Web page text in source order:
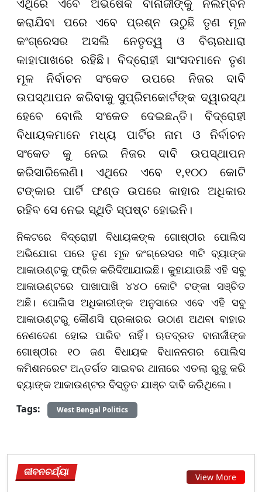
ଏଥିରେ ଏବେ ଅଭିଷେକ ବାନାର୍ଜୀଙ୍କୁ ନିଲମ୍ବନ
କରାଯିବା ପରେ ଏବେ ପ୍ରଶ୍ନ ଉଠୁଛି ତୃଣ ମୂଳ
କଂଗ୍ରେସର ଅସଲି ନେତୃତ୍ୱ ଓ ବିଚାରଧାରା
କାହାପାଖରେ ରହିଛି। ବିଦ୍ରୋହୀ ସାଂସଦମାନେ ତୃଣ
ମୂଳ ନିର୍ବାଚନ ସଂକେତ ଉପରେ ନିଜର ଦାବି
ଉପସ୍ଥାପନ କରିବାକୁ ସୁପ୍ରିମକୋର୍ଟଙ୍କ ଦ୍ୱାରସ୍ଥ
ହେବେ ବୋଲି ସଂକେତ ଦେଇଛନ୍ତି। ବିଦ୍ରୋହୀ
ବିଧାୟକମାନେ ମଧ୍ୟ ପାର୍ଟିର ନାମ ଓ ନିର୍ବାଚନ
ସଂକେତ କୁ ନେଇ ନିଜର ଦାବି ଉପସ୍ଥାପନ
କରିସାରିଲେଣି। ଏଥିରେ ଏବେ ୧,୧୦୦ କୋଟି
ଟଙ୍କାର ପାର୍ଟି ଫଣ୍ଡ ଉପରେ କାହାର ଅଧିକାର
ରହିବ ସେ ନେଇ ସ୍ଥିତି ସ୍ପଷ୍ଟ ହୋଇନି।
ନିକଟରେ ବିଦ୍ରୋହୀ ବିଧାୟକଙ୍କ ଗୋଷ୍ଠୀର ପୋଲିସ
ଅଭିଯୋଗ ପରେ ତୃଣ ମୂଳ କଂଗ୍ରେସର ୩ଟି ବ୍ୟାଙ୍କ
ଆକାଉଣ୍ଟକୁ ଫ୍ରିଜ କରିଦିଆଯାଇଛି। କୁହାଯାଉଛି ଏହି ସବୁ
ଆକାଉଣ୍ଟରେ ପାଖାପାଖି ୪୪୦ କୋଟି ଟଙ୍କା ସଞ୍ଚିତ
ଅଛି। ପୋଲିସ ଅଧିକାରୀଙ୍କ ଅନୁସାରେ ଏବେ ଏହି ସବୁ
ଆକାଉଣ୍ଟରୁ କୌଣସି ପ୍ରକାରର ଉଠାଣ ଅଥବା ବାହାର
ନେଣଦେଣ ହୋଇ ପାରିବ ନାହିଁ। ଋତବ୍ରତ ବାନାର୍ଜୀଙ୍କ
ଗୋଷ୍ଠୀର ୧୦ ଜଣ ବିଧାୟକ ବିଧାନନଗର ପୋଲିସ
କମିଶନରେଟ ଅନ୍ତର୍ଗତ ସାଇବର ଥାନାରେ ଏତଲା ରୁଜୁ କରି
ବ୍ୟାଙ୍କ ଆକାଉଣ୍ଟର ବିସ୍ତୃତ ଯାଞ୍ଚ ଦାବି କରିଥିଲେ।
Tags: West Bengal Politics
ଜୀବନଚର୍ଯ୍ୟା View More